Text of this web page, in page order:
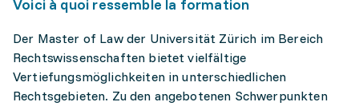
Voici à quoi ressemble la formation
Der Master of Law der Universität Zürich im Bereich
Rechtswissenschaften bietet vielfältige
Vertiefungsmöglichkeiten in unterschiedlichen
Rechtsgebieten. Zu den angebotenen Schwerpunkten